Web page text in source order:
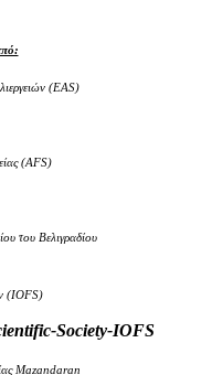
(EAS)
(AFS)
του Βελιγραδίου
(IOFS)
Mazandaran